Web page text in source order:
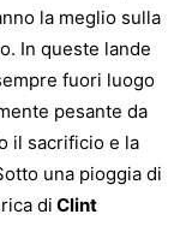
la meglio sulla
In queste lande
fuori luogo
pesante da
il sacrificio e la
una pioggia di
di Clint